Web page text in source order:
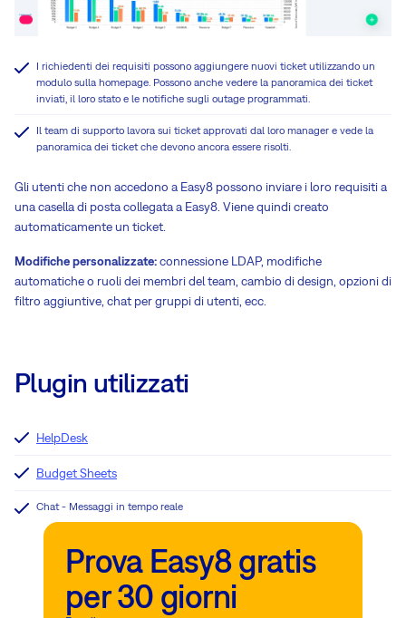
I richiedenti dei requisiti possono aggiungere nuovi ticket utilizzando un
modulo sulla homepage. Possono anche vedere la panoramica dei ticket
inviati, il loro stato e le notifiche sugli outage programmati.
Il team di supporto lavora sui ticket approvati dal loro manager e vede la
panoramica dei ticket che devono ancora essere risolti.
Gli utenti che non accedono a Easy8 possono inviare i loro requisiti a
una casella di posta collegata a Easy8. Viene quindi creato
automaticamente un ticket.
Modifiche personalizzate:connessione LDAP, modifiche
automatiche o ruoli dei membri del team, cambio di design, opzioni di
filtro aggiuntive, chat per gruppi di utenti, ecc.
Plugin utilizzati
HelpDesk
Budget Sheets
Chat - Messaggi in tempo reale
Prova Easy8 gratis
per 30 giorni